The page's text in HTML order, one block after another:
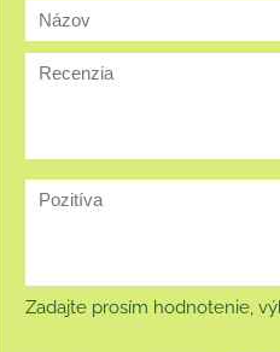
Zadajte prosím hodnotenie,